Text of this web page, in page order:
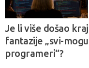
Je li više došao kraj
fantazije „svi-
programeri“?